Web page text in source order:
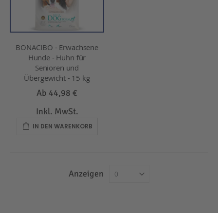
BONACIBO - Erwachsene
Hunde - Huhn für
Senioren und
Übergewicht - 15 kg
Ab 44,98 €
Inkl. MwSt.
IN DEN WARENKORB
Anzeigen